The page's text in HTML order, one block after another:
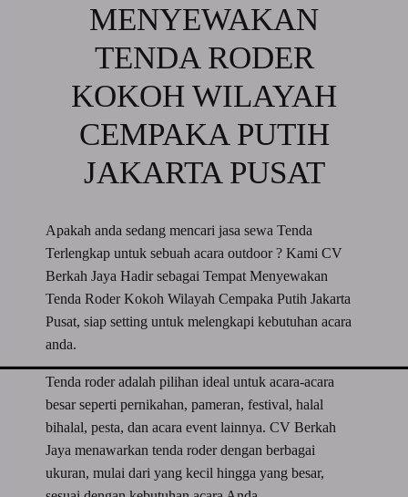
MENYEWAKAN
TENDA RODER
KOKOH WILAYAH
CEMPAKA PUTIH
JAKARTA PUSAT
Apakah anda sedang mencari jasa sewa Tenda
Terlengkap untuk sebuah acara outdoor ? Kami CV
Berkah Jaya Hadir sebagai Tempat Menyewakan
Tenda Roder Kokoh Wilayah Cempaka Putih Jakarta
Pusat, siap setting untuk melengkapi kebutuhan acara
anda.
Tenda roder adalah pilihan ideal untuk acara-acara
besar seperti pernikahan, pameran, festival, halal
bihalal, pesta, dan acara event lainnya. CV Berkah
Jaya menawarkan tenda roder dengan berbagai
ukuran, mulai dari yang kecil hingga yang besar,